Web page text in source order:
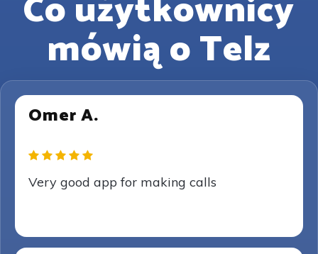
mówią o Telz
Omer A.
Very good app for making calls